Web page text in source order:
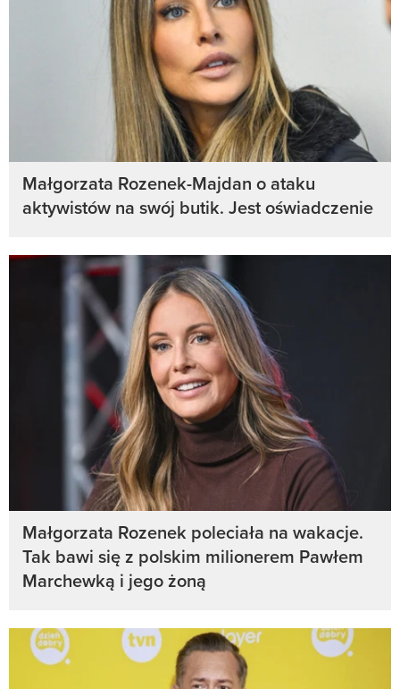
Małgorzata Rozenek-Majdan o ataku
aktywistów na swój butik. Jest oświadczenie
Małgorzata Rozenek poleciała na wakacje.
Tak bawi się z polskim milionerem Pawłem
Marchewką i jego żoną